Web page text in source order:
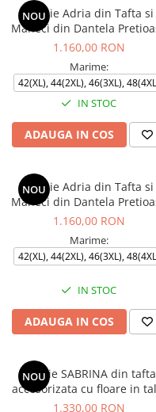
NOU
Rochie Adria din Tafta si
Maneci din Dantela
1.160,00 RON
Marime:
42(XL), 44(2XL), 46(3XL),
IN STOC
ADAUGA IN COS
NOU
Rochie Adria din Tafta si
Maneci din Dantela
1.160,00 RON
Marime:
42(XL), 44(2XL), 46(3XL),
IN STOC
ADAUGA IN COS
NOU
Rochie SABRINA din tafta
accesorizata cu floare in
1.330,00 RON